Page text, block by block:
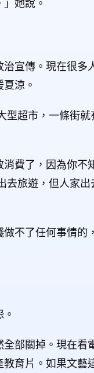
她說。
宣傳。現在很多
涼。
型超市，一條街就
費了，因為你不
去旅遊，但人家出
不了任何事情的
部關掉。現在看
育片。如果文藝